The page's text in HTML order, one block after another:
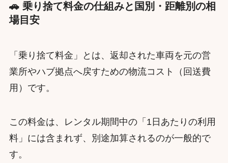
🚗 乗り捨て料金の仕組みと国別・距離別の相
場目安
「乗り捨て料金」とは、返却された車両を元の営
業所やハブ拠点へ戻すための物流コスト（回送費
用）です。
この料金は、レンタル期間中の「1日あたりの利用
料」には含まれず、別途加算されるのが一般的で
す。